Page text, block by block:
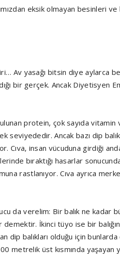
eksik olmayan besinleri ve
Av yasağı bitsin diye aylarca
bir gerçek. Ancak Diyetisyen
protein, çok sayıda
Ancak bazı dip
Cıva, insan vücuduna girdiği
bıraktığı hasarlar
rastlanıyor. Cıva ayrıca
da verelim: Bir balık ne kadar
demektir. İkinci tüyo ise bir
balıkları olduğu için
metrelik üst kısmında yaşayan